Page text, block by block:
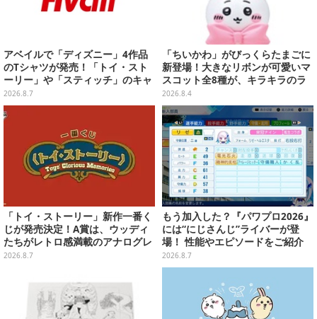
アベイルで「ディズニー」4作品
のTシャツが発売！「トイ・スト
ーリー」や「スティッチ」のキャ
ラを刺しゅうでデザイン
2026.8.7
「ちいかわ」がびっくらたまごに
新登場！大きなリボンが可愛いマ
スコット全8種が、キラキラのラ
メ入り入浴剤から飛び出す
2026.8.4
「トイ・ストーリー」新作一番く
じが発売決定！A賞は、ウッディ
たちがレトロ感満載のアナログレ
コード上を走る姿で立体化
2026.8.7
もう加入した？『パワプロ2026』
には“にじさんじ”ライバーが登
場！ 性能やエピソードをご紹介
2026.8.7